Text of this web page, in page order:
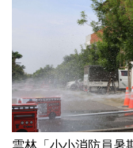
雲林「小小消防員